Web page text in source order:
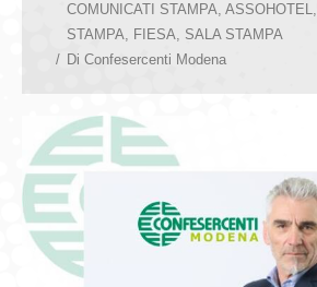
COMUNICATI STAMPA, ASSOHOTEL,
STAMPA, FIESA, SALA STAMPA
Di Confesercenti Modena